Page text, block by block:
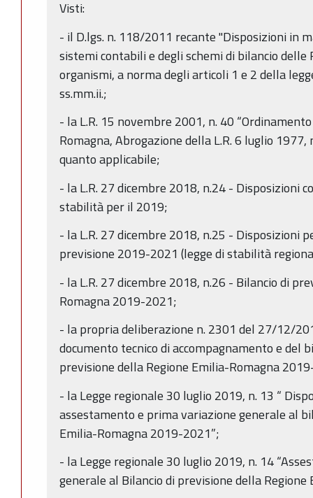
Visti:
- il D.lgs. n. 118/2011 recante "Disposizioni in
sistemi contabili e degli schemi di bilancio delle
organismi, a norma degli articoli 1 e 2 della
ss.mm.ii.;
- la L.R. 15 novembre 2001, n. 40
Romagna, Abrogazione della L.R. 6 luglio
quanto applicabile;
- la L.R. 27 dicembre 2018, n.24 - Disposizioni
stabilità per il 2019;
- la L.R. 27 dicembre 2018, n.25 - Disposizioni
previsione 2019-2021 (legge di stabilità
- la L.R. 27 dicembre 2018, n.26 - Bilancio di
Romagna 2019-2021;
- la propria deliberazione n. 2301 del 27/12/
documento tecnico di accompagnamento e del
previsione della Regione Emilia-Romagna
- la Legge regionale 30 luglio 2019, n. 13 “
assestamento e prima variazione generale al
Emilia-Romagna 2019-2021”;
- la Legge regionale 30 luglio 2019, n. 14
generale al Bilancio di previsione della